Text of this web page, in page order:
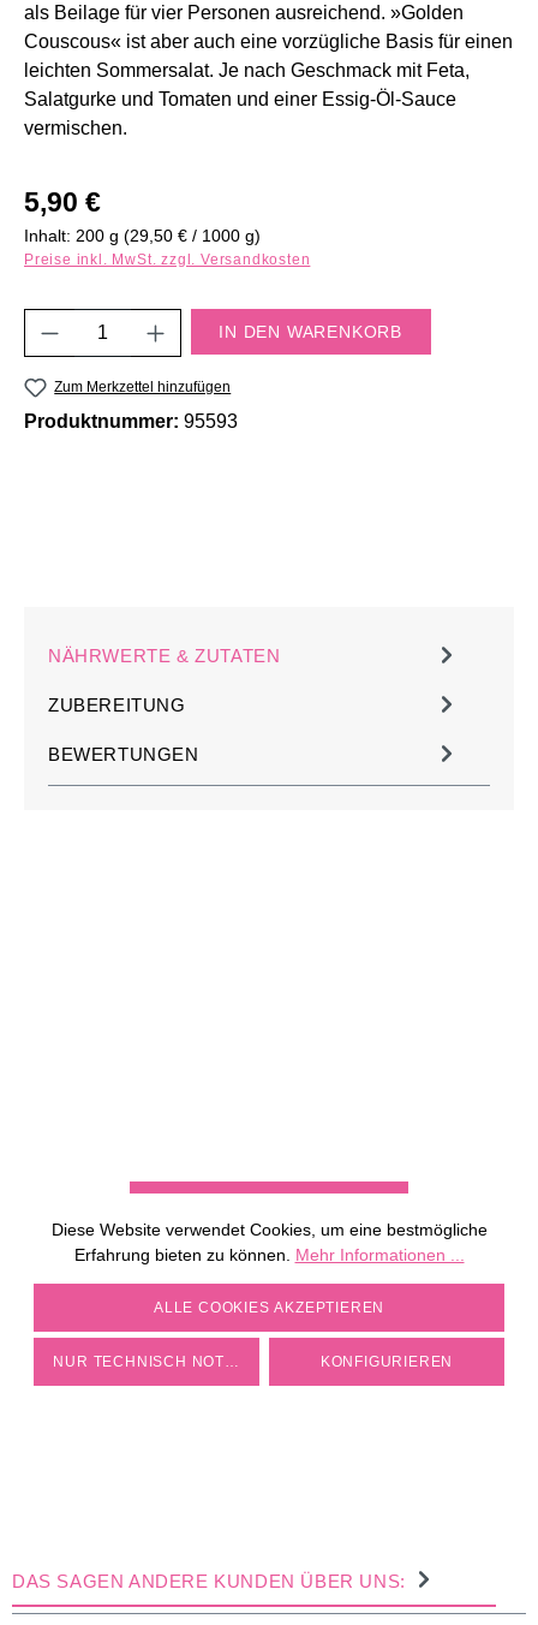
als Beilage für vier Personen ausreichend. »Golden
Couscous« ist aber auch eine vorzügliche Basis für einen
leichten Sommersalat. Je nach Geschmack mit Feta,
Salatgurke und Tomaten und einer Essig-Öl-Sauce
vermischen.
Regulärer Preis:
5,90 €
Inhalt: 200 g (29,50 € / 1000 g)
Preise inkl. MwSt. zzgl. Versandkosten
Produkt Anzahl: Gib den gewünschten
IN DEN WARENKORB
Zum Merkzettel hinzufügen
Produktnummer: 95593
NÄHRWERTE & ZUTATEN
ZUBEREITUNG
BEWERTUNGEN
DAS SAGEN ANDERE KUNDEN ÜBER UNS:
Diese Website verwendet Cookies, um eine bestmögliche
Erfahrung bieten zu können. Mehr Informationen ...
COOKIE-EINSTELLUNGEN
ALLE COOKIES AKZEPTIEREN
NUR TECHNISCH NOTWENDIGE KONFIGURIEREN